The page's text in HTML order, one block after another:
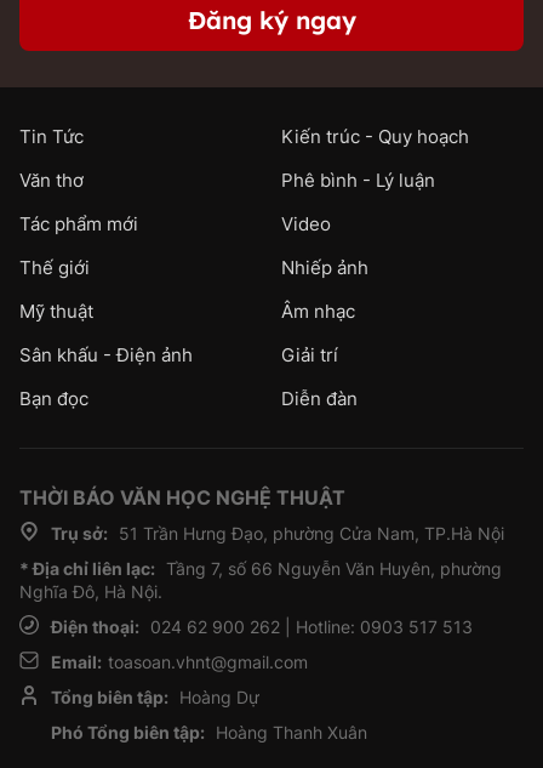
Đăng ký ngay
Tin Tức
Kiến trúc - Quy hoạch
Văn thơ
Phê bình - Lý luận
Tác phẩm mới
Video
Thế giới
Nhiếp ảnh
Mỹ thuật
Âm nhạc
Sân khấu - Điện ảnh
Giải trí
Bạn đọc
Diễn đàn
THỜI BÁO VĂN HỌC NGHỆ THUẬT
Trụ sở:
51 Trần Hưng Đạo, phường Cửa Nam, TP.Hà Nội
* Địa chỉ liên lạc: Tầng 7, số 66 Nguyễn Văn Huyên, phường
Nghĩa Đô, Hà Nội.
Điện thoại:
024 62 900 262 | Hotline: 0903 517 513
Email: toasoan.vhnt@gmail.com
Tổng biên tập:
Hoàng Dự
Phó Tổng biên tập:
Hoàng Thanh Xuân